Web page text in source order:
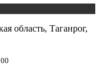
область, Таганрог,